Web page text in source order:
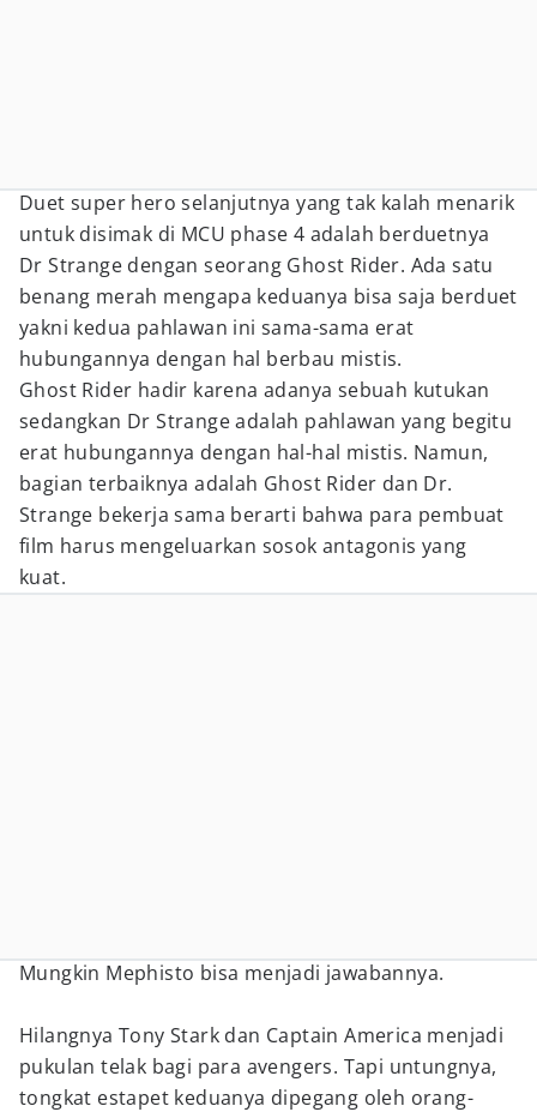
Duet super hero selanjutnya yang tak kalah menarik
untuk disimak di MCU phase 4 adalah berduetnya
Dr Strange dengan seorang Ghost Rider. Ada satu
benang merah mengapa keduanya bisa saja berduet
yakni kedua pahlawan ini sama-sama erat
hubungannya dengan hal berbau mistis.
Ghost Rider hadir karena adanya sebuah kutukan
sedangkan Dr Strange adalah pahlawan yang begitu
erat hubungannya dengan hal-hal mistis. Namun,
bagian terbaiknya adalah Ghost Rider dan Dr.
Strange bekerja sama berarti bahwa para pembuat
film harus mengeluarkan sosok antagonis yang
kuat.
Mungkin Mephisto bisa menjadi jawabannya.
Hilangnya Tony Stark dan Captain America menjadi
pukulan telak bagi para avengers. Tapi untungnya,
tongkat estapet keduanya dipegang oleh orang-